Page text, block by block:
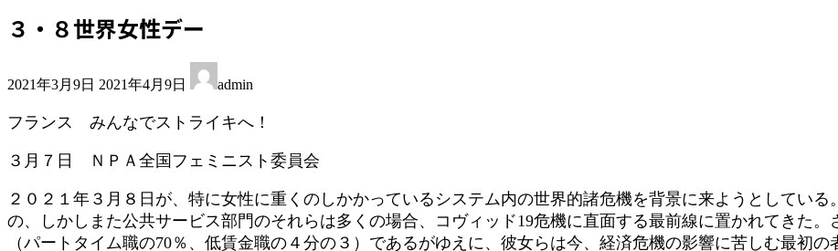
３・８世界女性デー
2021年3月9日 終
新
時
2021年4月9日 admin
フランス みんなでストライキへ！
３月７日 ＮＰＡ全国フェミニスト委員会
２０２１年３月８日が、特に女性に重くのしかかっているシステム内の世界的諸危機を背景に来ようとしている
の、しかしまた公共サービス部門のそれらは多くの場合、コヴィッド19危機に直面する最前線に置かれてきた。
（パートタイム職の70％、低賃金職の４分の３）であるがゆえに、彼女らは今、経済危機の影響に苦しむ最初の